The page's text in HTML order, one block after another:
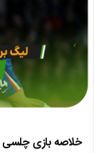
خلاصه بازی چلسی 0 – 1 نیوکسل (لیگ برتر انگلیس)